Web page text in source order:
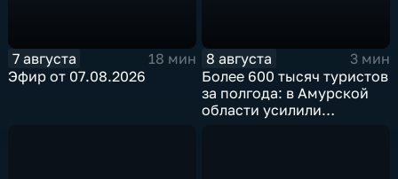
7 августа
18 мин
Эфир от 07.08.2026
8 августа
3 мин
Более 600 тысяч туристов
за полгода: в Амурской
области усилили